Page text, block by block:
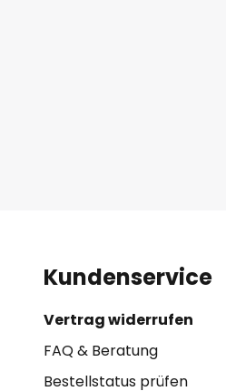
Kundenservice
Vertrag widerrufen
FAQ & Beratung
Bestellstatus prüfen